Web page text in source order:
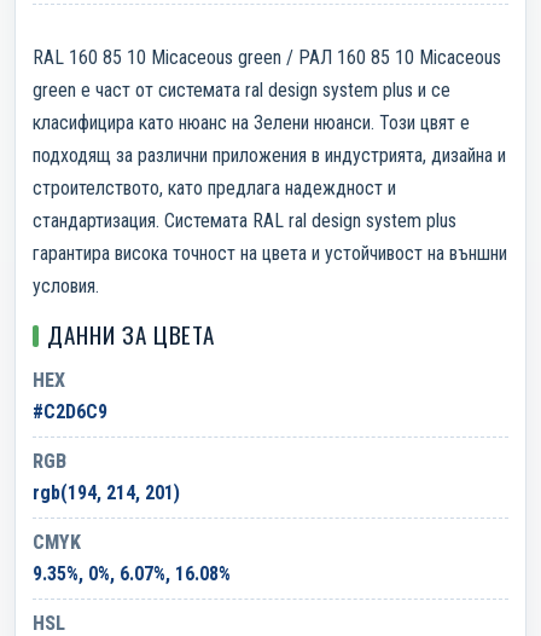
RAL 160 85 10 Micaceous green / РАЛ 160 85 10 Micaceous
green е част от системата ral design system plus и се
класифицира като нюанс на Зелени нюанси. Този цвят е
подходящ за различни приложения в индустрията, дизайна и
строителството, като предлага надеждност и
стандартизация. Системата RAL ral design system plus
гарантира висока точност на цвета и устойчивост на външни
условия.
ДАННИ ЗА ЦВЕТА
HEX
#C2D6C9
RGB
rgb(194, 214, 201)
CMYK
9.35%, 0%, 6.07%, 16.08%
HSL